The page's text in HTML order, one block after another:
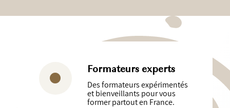
Formateurs experts
Des formateurs expérimentés
et bienveillants pour vous
former partout en France.